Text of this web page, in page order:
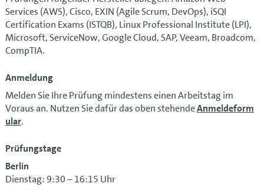
Services (AWS), Cisco, EXIN (Agile Scrum, DevOps), iSQI
Certification Exams (ISTQB), Linux Professional Institute (LPI),
Microsoft, ServiceNow, Google Cloud, SAP, Veeam, Broadcom,
CompTIA.
Anmeldung
Melden Sie Ihre Prüfung mindestens einen Arbeitstag im
Voraus an. Nutzen Sie dafür das oben stehendeAnmeldeform
ular.
Prüfungstage
Berlin
Dienstag: 9:30 – 16:15 Uhr